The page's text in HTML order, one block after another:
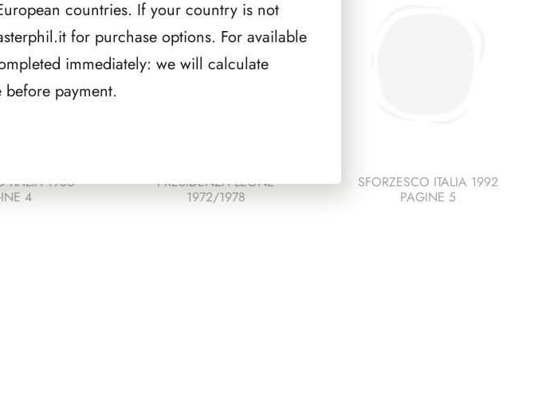
-
(minifoglio)
quantità
ITALIA 1986
4
PRESIDENZA LEONE
1972/1978
SFORZESCO ITALIA 1992
PAGINE 5
countries. If your country is not
for purchase options. For available
immediately: we will calculate
payment.